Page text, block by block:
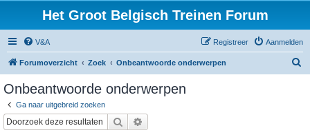
Het Groot Belgisch Treinen Forum
V&A Aanmelden
Registreer
Forumoverzicht Zoek Onbeantwoorde onderwerpen
Onbeantwoorde onderwerpen
Ga naar uitgebreid zoeken
Zoek